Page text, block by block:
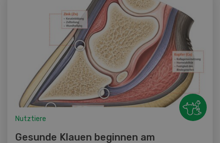
Nutztiere
Gesunde Klauen beginnen am